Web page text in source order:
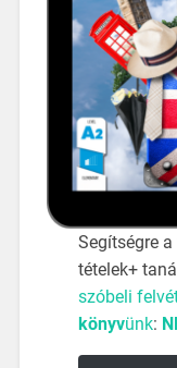
Segítségre
tételek+
szóbeli
könyvünk: